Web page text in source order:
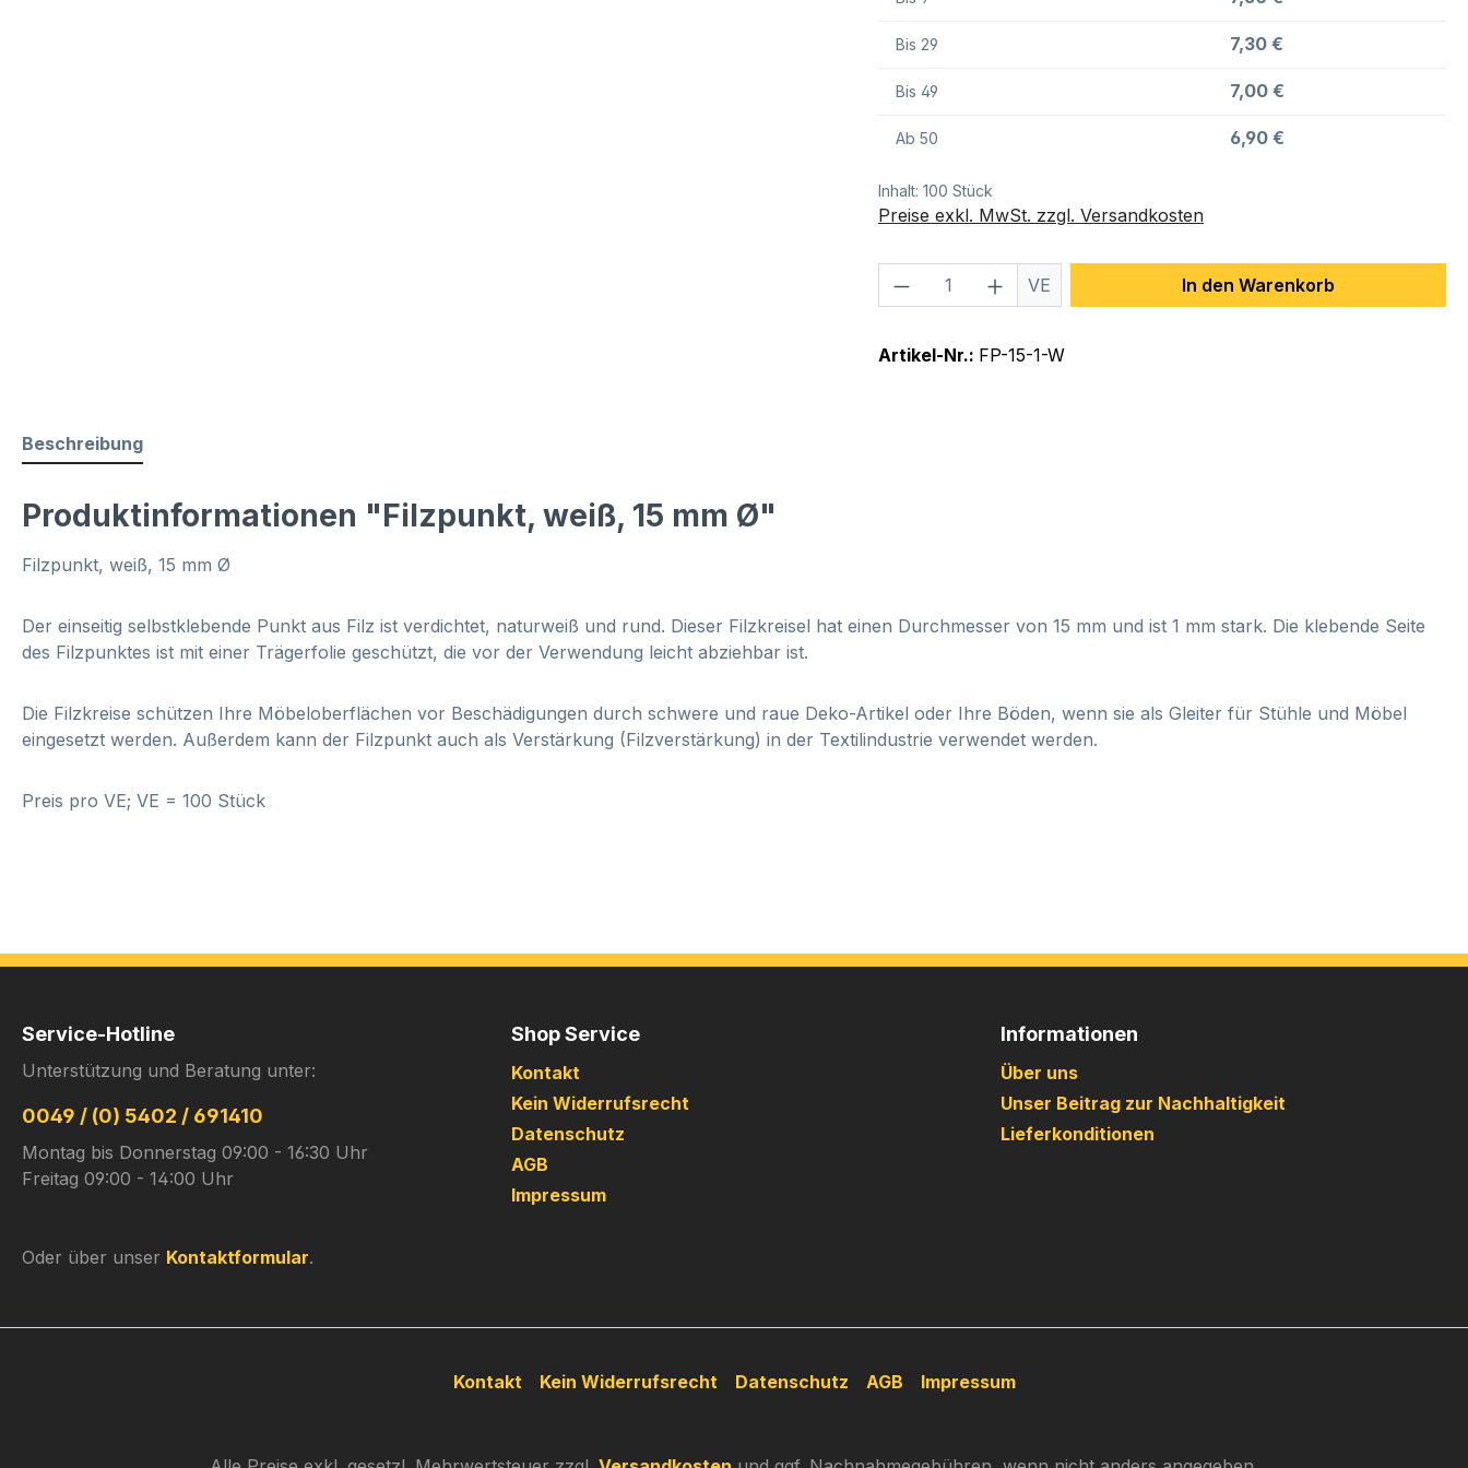
Bis 29 7,30 €
Bis 49 7,00 €
Ab 50 6,90 €
Inhalt: 100 Stück
Preise exkl. MwSt. zzgl. Versandkosten
Produkt Anzahl: Gib den gewünschten Wert
VE In den Warenkorb
Artikel-Nr.: FP-15-1-W
Beschreibung
Produktinformationen "Filzpunkt, weiß, 15 mm Ø"
Filzpunkt, weiß, 15 mm Ø
Der einseitig selbstklebende Punkt aus Filz ist verdichtet, naturweiß und rund. Dieser Filzkreisel hat einen Durchmesser von 15 mm und ist 1 mm stark. Die klebende Seite
des Filzpunktes ist mit einer Trägerfolie geschützt, die vor der Verwendung leicht abziehbar ist.
Die Filzkreise schützen Ihre Möbeloberflächen vor Beschädigungen durch schwere und raue Deko-Artikel oder Ihre Böden, wenn sie als Gleiter für Stühle und Möbel
eingesetzt werden. Außerdem kann der Filzpunkt auch als Verstärkung (Filzverstärkung) in der Textilindustrie verwendet werden.
Preis pro VE; VE = 100 Stück
Service-Hotline
Unterstützung und Beratung unter:
0049 / (0) 5402 / 691410
Montag bis Donnerstag 09:00 - 16:30 Uhr
Freitag 09:00 - 14:00 Uhr
Oder über unser Kontaktformular.
Shop Service
Kontakt
Kein Widerrufsrecht
Datenschutz
AGB
Impressum
Informationen
Über uns
Unser Beitrag zur Nachhaltigkeit
Lieferkonditionen
Kontakt Kein Widerrufsrecht Datenschutz AGB Impressum